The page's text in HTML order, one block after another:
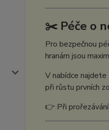
✂️ Péče o
Pro bezpečnou
hranám jsou
V nabídce
při růstu prvních
👉 Při